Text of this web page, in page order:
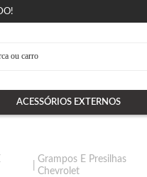
ACESSÓRIOS EXTERNOS
Grampos E Presilhas
Chevrolet